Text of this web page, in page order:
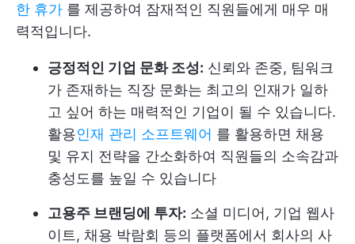
한 휴가 를 제공하여 잠재적인 직원들에게 매우 매
력적입니다.
긍정적인 기업 문화 조성: 신뢰와 존중, 팀워크
가 존재하는 직장 문화는 최고의 인재가 일하
고 싶어 하는 매력적인 기업이 될 수 있습니다.
활용인재 관리 소프트웨어 를 활용하면 채용
및 유지 전략을 간소화하여 직원들의 소속감과
충성도를 높일 수 있습니다
고용주 브랜딩에 투자: 소셜 미디어, 기업 웹사
이트, 채용 박람회 등의 플랫폼에서 회사의 사